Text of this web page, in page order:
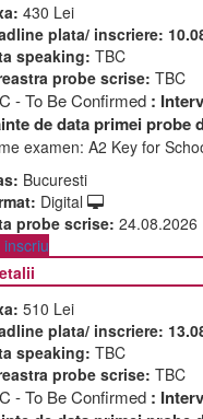
430 Lei
plata/ inscriere:
speaking: TBC
probe scrise: TBC
- To Be Confirmed :
de data primei probe
examen: A2 Key for
Bucuresti
Digital
probe scrise: 24.08.2026
510 Lei
plata/ inscriere:
speaking: TBC
probe scrise: TBC
- To Be Confirmed :